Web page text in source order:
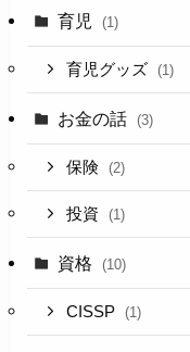
育児 (1)
育児グッズ (1)
お金の話 (3)
保険 (2)
投資 (1)
資格 (10)
CISSP (1)